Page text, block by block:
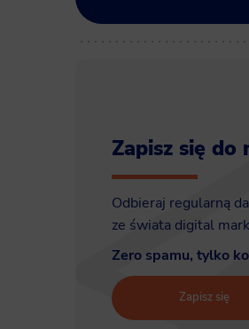
Zapisz się
Odbieraj regularną
ze świata digital
Zero spamu, tylko
Zapisz się